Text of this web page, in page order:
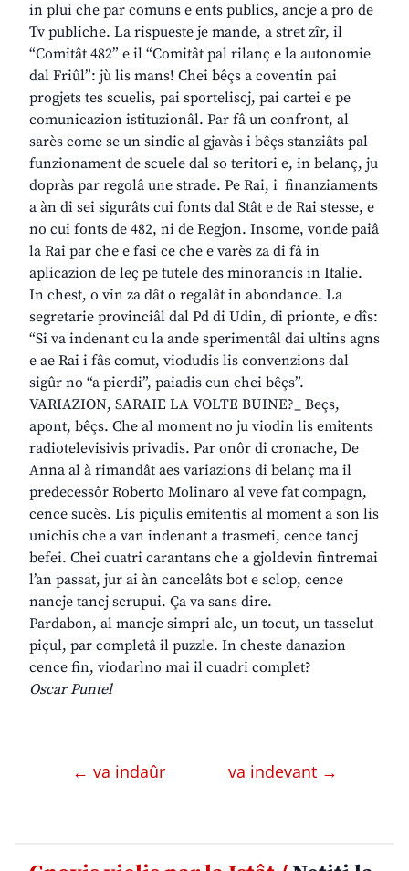
in plui che par comuns e ents publics, ancje a pro de
Tv publiche. La rispueste je mande, a stret zîr, il
“Comitât 482” e il “Comitât pal rilanç e la autonomie
dal Friûl”: jù lis mans! Chei bêçs a coventin pai
progjets tes scuelis, pai sporteliscj, pai cartei e pe
comunicazion istituzionâl. Par fâ un confront, al
sarès come se un sindic al gjavàs i bêçs stanziâts pal
funzionament de scuele dal so teritori e, in belanç, ju
dopràs par regolâ une strade. Pe Rai, i finanziaments
a àn di sei sigurâts cui fonts dal Stât e de Rai stesse, e
no cui fonts de 482, ni de Regjon. Insome, vonde paiâ
la Rai par che e fasi ce che e varès za di fâ in
aplicazion de leç pe tutele des minorancis in Italie.
In chest, o vin za dât o regalât in abondance. La
segretarie provinciâl dal Pd di Udin, di prionte, e dîs:
“Si va indenant cu la ande sperimentâl dai ultins agns
e ae Rai i fâs comut, viodudis lis convenzions dal
sigûr no “a pierdi”, paiadis cun chei bêçs”.
VARIAZION, SARAIE LA VOLTE BUINE?_ Beçs,
apont, bêçs. Che al moment no ju viodin lis emitents
radiotelevisivis privadis. Par onôr di cronache, De
Anna al à rimandât aes variazions di belanç ma il
predecessôr Roberto Molinaro al veve fat compagn,
cence sucès. Lis piçulis emitentis al moment a son lis
unichis che a van indenant a trasmeti, cence tancj
befei. Chei cuatri carantans che a gjoldevin fintremai
l’an passat, jur ai àn cancelâts bot e sclop, cence
nancje tancj scrupui. Ça va sans dire.
Pardabon, al mancje simpri alc, un tocut, un tasselut
piçul, par completâ il puzzle. In cheste danazion
cence fin, viodarìno mai il cuadri complet?
Oscar Puntel
← va indaûr va indevant →